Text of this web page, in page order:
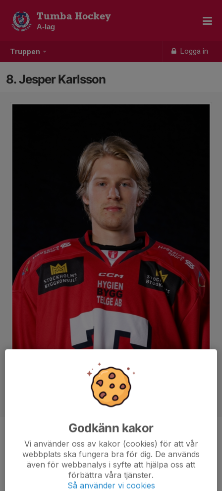
Truppen Logga in
Tumba Hockey
A-lag
8. Jesper Karlsson
Ålder
24 år
Tidigare klubbar
Huddinge
Godkänn kakor
Vi använder oss av kakor (cookies) för att vår
webbplats ska fungera bra för dig. De används
även för webbanalys i syfte att hjälpa oss att
förbättra våra tjänster.
Så använder vi cookies